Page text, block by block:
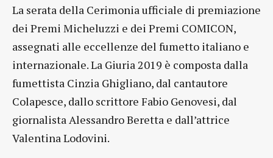
La serata della Cerimonia ufficiale di premiazione
dei Premi Micheluzzi e dei Premi COMICON,
assegnati alle eccellenze del fumetto italiano e
internazionale. La Giuria 2019 è composta dalla
fumettista Cinzia Ghigliano, dal cantautore
Colapesce, dallo scrittore Fabio Genovesi, dal
giornalista Alessandro Beretta e dall’attrice
Valentina Lodovini.